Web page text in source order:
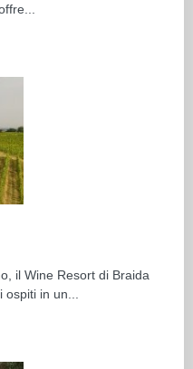
il Wine Resort di Braida
in un...